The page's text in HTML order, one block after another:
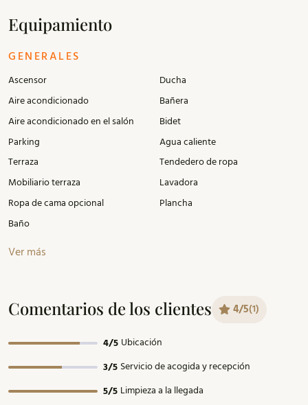
Equipamiento
GENERALES
Ascensor
Aire acondicionado
Aire acondicionado en el salón
Parking
Terraza
Mobiliario terraza
Ropa de cama opcional
Baño
Ducha
Bañera
Bidet
Agua caliente
Tendedero de ropa
Lavadora
Plancha
Ver más
Comentarios de los clientes 4/5(1)
4/5 Ubicación
3/5 Servicio de acogida y recepción
5/5 Limpieza a la llegada